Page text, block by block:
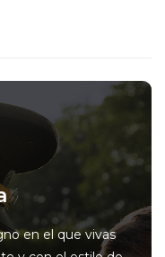
en el que vivas